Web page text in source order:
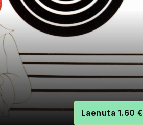
Laenuta 1.60 €